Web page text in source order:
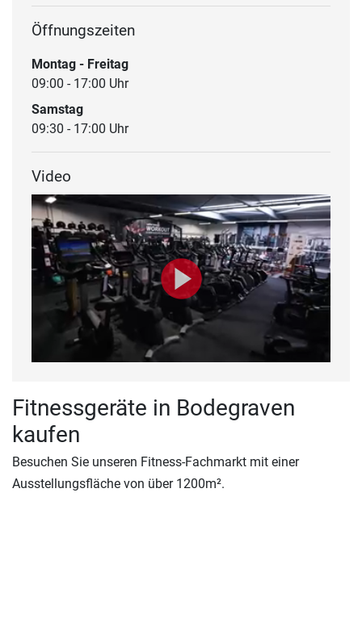
Öffnungszeiten
Montag - Freitag
09:00 - 17:00 Uhr
Samstag
09:30 - 17:00 Uhr
Video
Fitnessgeräte in Bodegraven
kaufen
Besuchen Sie unseren Fitness-Fachmarkt mit einer
Ausstellungsfläche von über 1200m².